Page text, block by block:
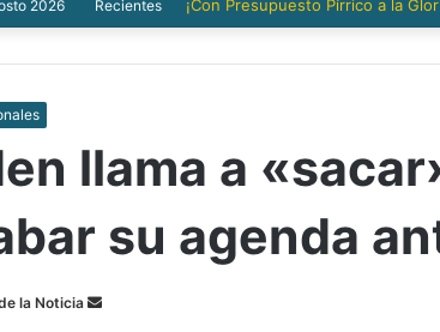
2026 Recientes ¡Con Presupuesto Pírrico a la
llama a
su agenda
la Noticia
Send